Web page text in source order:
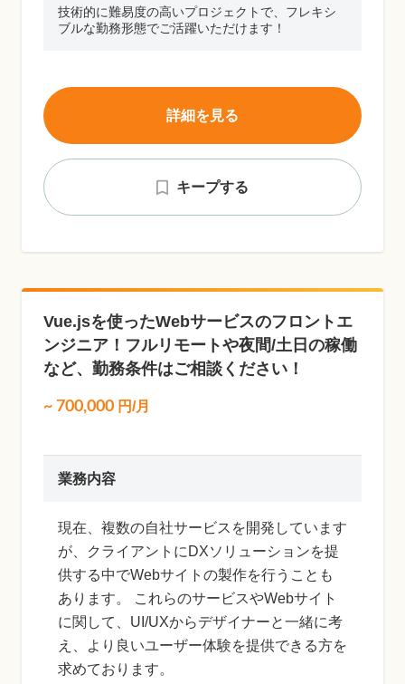
技術的に難易度の高いプロジェクトで、フレキシ
ブルな勤務形態でご活躍いただけます！
キープする
詳細を見る
Vue.jsを使ったWebサービスのフロントエ
ンジニア！フルリモートや夜間/土日の稼働
など、勤務条件はご相談ください！
~ 700,000 円/月
業務内容
現在、複数の自社サービスを開発しています
が、クライアントにDXソリューションを提
供する中でWebサイトの製作を行うことも
あります。 これらのサービスやWebサイト
に関して、UI/UXからデザイナーと一緒に考
え、より良いユーザー体験を提供できる方を
求めております。